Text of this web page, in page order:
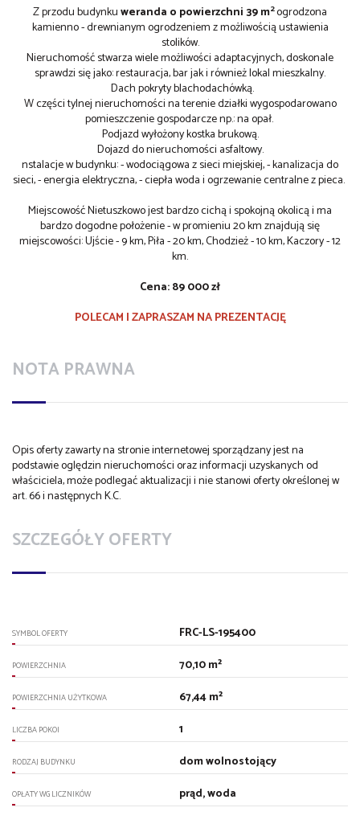
Z przodu budynkuweranda o powierzchni 39 m2ogrodzona
kamienno - drewnianym ogrodzeniem z możliwością ustawienia
stolików.
Nieruchomość stwarza wiele możliwości adaptacyjnych, doskonale
sprawdzi się jako: restauracja, bar jak i również lokal mieszkalny.
Dach pokryty blachodachówką.
W części tylnej nieruchomości na terenie działki wygospodarowano
pomieszczenie gospodarcze np.: na opał.
Podjazd wyłożony kostka brukową.
Dojazd do nieruchomości asfaltowy.
nstalacje w budynku: - wodociągowa z sieci miejskiej, - kanalizacja do
sieci, - energia elektryczna, - ciepła woda i ogrzewanie centralne z pieca.
Miejscowość Nietuszkowo jest bardzo cichą i spokojną okolicą i ma
bardzo dogodne położenie - w promieniu 20 km znajdują się
miejscowości: Ujście - 9 km, Piła - 20 km, Chodzież - 10 km, Kaczory - 12
km.
Cena: 89 000 zł
POLECAM I ZAPRASZAM NA PREZENTACJĘ
NOTA PRAWNA
Opis oferty zawarty na stronie internetowej sporządzany jest na
podstawie oględzin nieruchomości oraz informacji uzyskanych od
właściciela, może podlegać aktualizacji i nie stanowi oferty określonej w
art. 66 i następnych K.C.
SZCZEGÓŁY OFERTY
SYMBOL OFERTY FRC-LS-195400
POWIERZCHNIA 70,10 m²
POWIERZCHNIA UŻYTKOWA 67,44 m²
LICZBA POKOI 1
RODZAJ BUDYNKU dom wolnostojący
OPŁATY WG LICZNIKÓW prąd, woda